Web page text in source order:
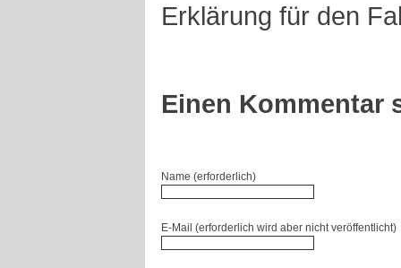
Erklärung für den
Einen Kommentar
Name (erforderlich)
E-Mail (erforderlich wird aber nicht veröffentlicht)